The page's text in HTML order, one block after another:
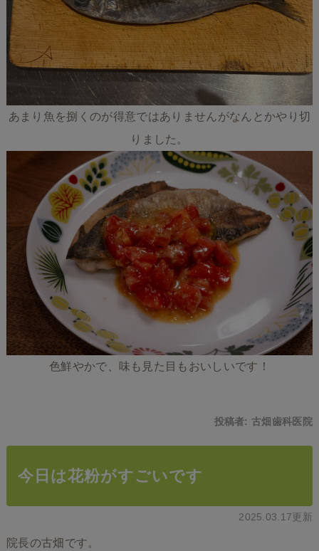
あまり魚を捌くのが得意ではありませんがなんとかやり切
りました。
色鮮やかで、味も見た目もおいしいです！
投稿者:古畑歯科医院
今日は花粉がすごいです
2025.03.17更新
院長の古畑です。